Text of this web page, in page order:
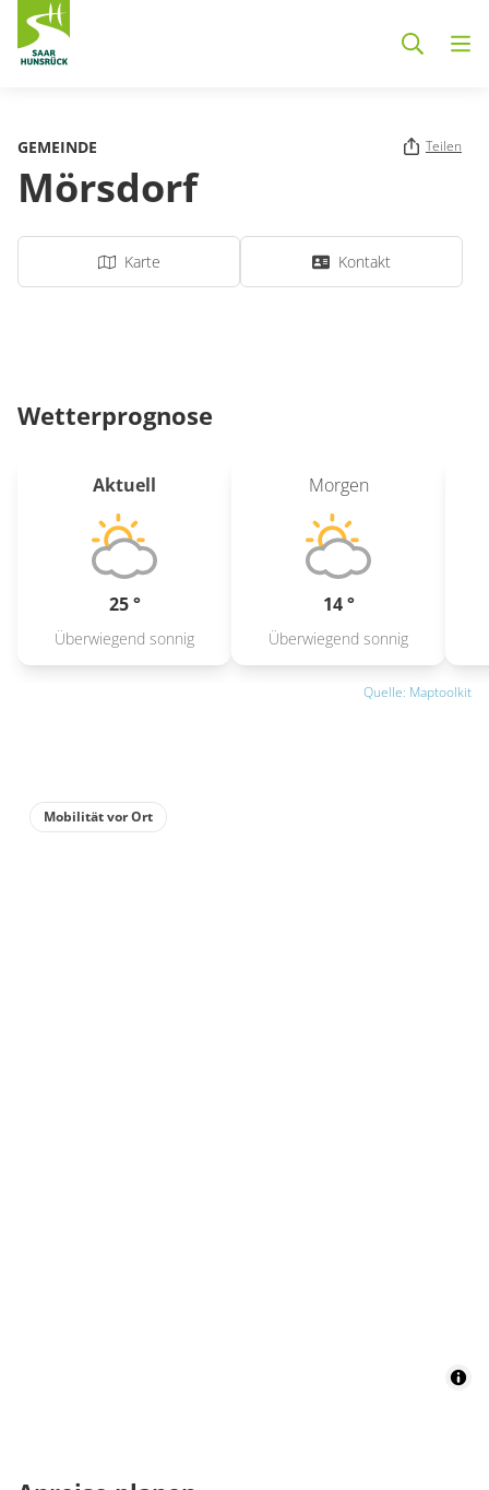
GEMEINDE Teilen
Mörsdorf
Karte Kontakt
Wetterprognose
Aktuell
25 °
Überwiegend sonnig
Morgen
14 °
Überwiegend sonnig
Quelle: Maptoolkit
Mobilität vor Ort